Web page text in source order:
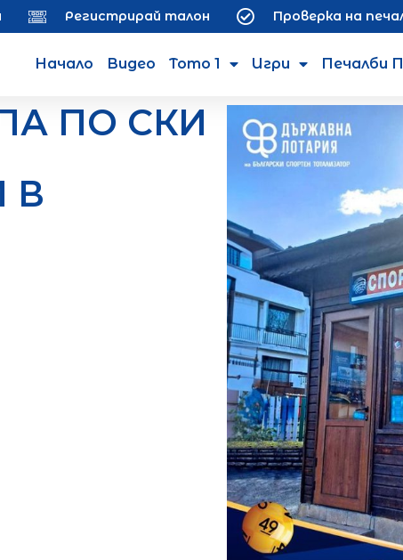
Регистрирай талон Проверка на
Начало Видео Тото 1 Игри Печалби
ПО СКИ
В